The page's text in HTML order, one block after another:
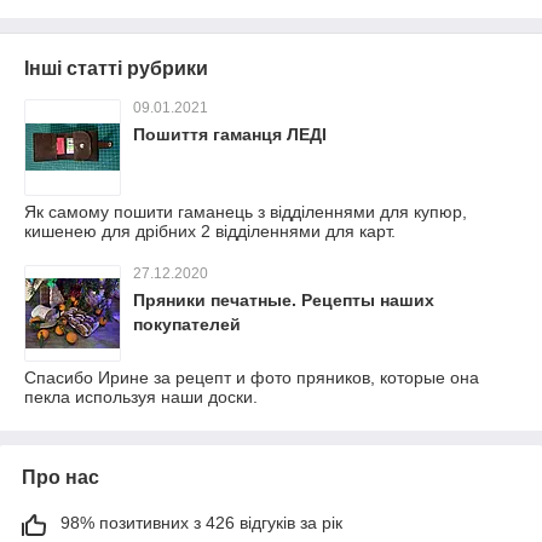
Інші статті рубрики
09.01.2021
Пошиття гаманця ЛЕДІ
Як самому пошити гаманець з відділеннями для купюр,
кишенею для дрібних 2 відділеннями для карт.
27.12.2020
Пряники печатные. Рецепты наших
покупателей
Спасибо Ирине за рецепт и фото пряников, которые она
пекла используя наши доски.
Про нас
98% позитивних з 426 відгуків за рік